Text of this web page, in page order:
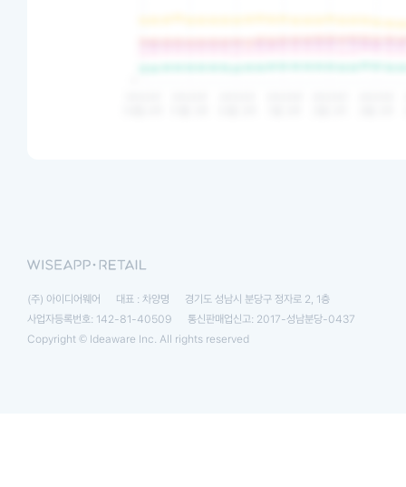
(주) 아이디어웨어 대표 : 차양명
경기도 성남시 분당구 정자로 2, 1층
사업자등록번호: 142-81-40509
통신판매업신고: 2017-성남분당-0437
Copyright © Ideaware Inc. All rights reserved